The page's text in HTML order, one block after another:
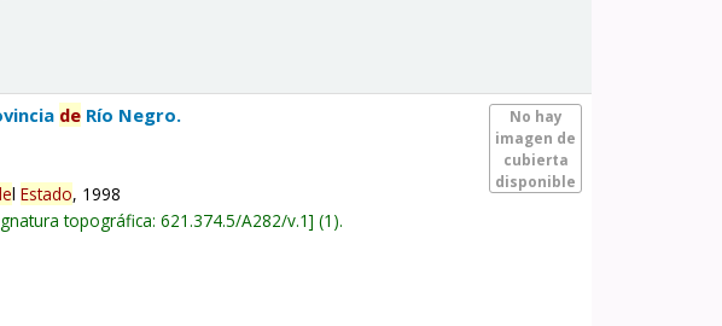
No hay
imagen de
cubierta
disponible
de Río Negro.
lEstado, 1998
topográfica:621.374.5/A282/v.1 (1).